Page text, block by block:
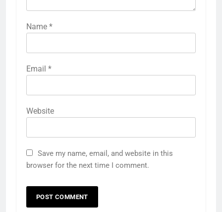
Name *
Email *
Website
Save my name, email, and website in this
browser for the next time I comment.